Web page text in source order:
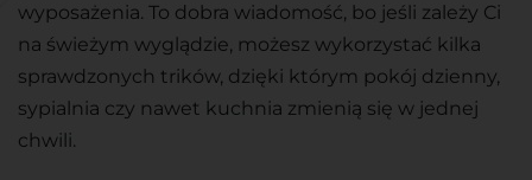
wyposażenia. To dobra wiadomość, bo jeśli zależy Ci
na świeżym wyglądzie, możesz wykorzystać kilka
sprawdzonych trików, dzięki którym pokój dzienny,
sypialnia czy nawet kuchnia zmienią się w jednej
chwili.